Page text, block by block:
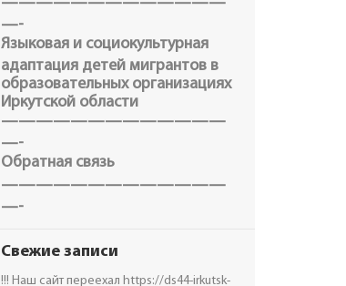
—-
Языковая и социокультурная
адаптация детей мигрантов в
образовательных организациях
Иркутской области
—————————————
—-
Обратная связь
—————————————
—-
Свежие записи
!!! Наш сайт переехал https://ds44-irkutsk-